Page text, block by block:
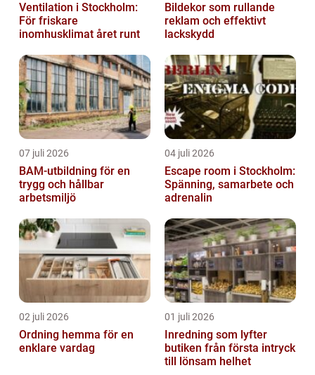
Ventilation i Stockholm:
För friskare
inomhusklimat året runt
Bildekor som rullande
reklam och effektivt
lackskydd
07 juli 2026
BAM-utbildning för en
trygg och hållbar
arbetsmiljö
04 juli 2026
Escape room i Stockholm:
Spänning, samarbete och
adrenalin
02 juli 2026
Ordning hemma för en
enklare vardag
01 juli 2026
Inredning som lyfter
butiken från första intryck
till lönsam helhet